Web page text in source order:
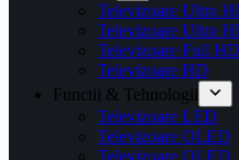
Televizoare Ultra
Televizoare Ultra
Televizoare Full HD
Televizoare HD
Functii & Tehnologii
Televizoare LED
Televizoare OLED
Televizoare QLED